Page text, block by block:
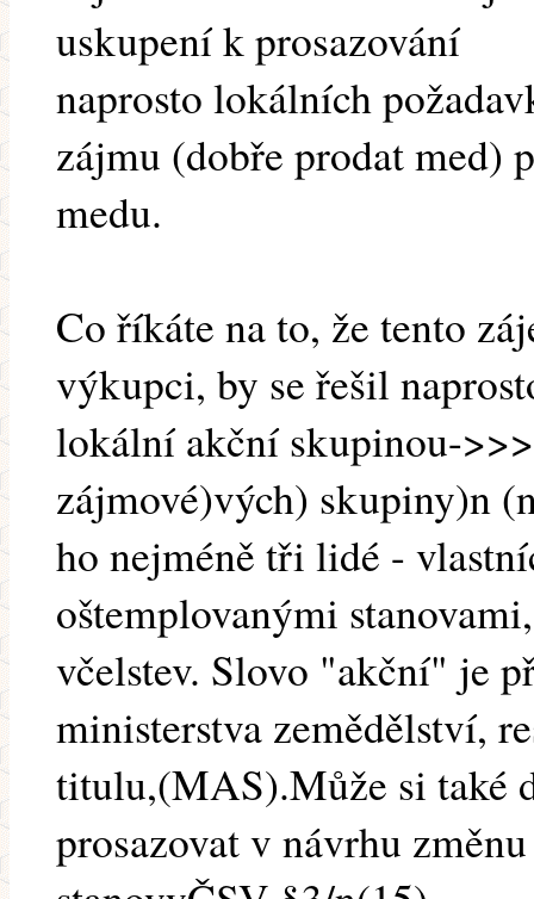
uskupení k prosazování
naprosto lokálních
zájmu (dobře prodat med)
medu.
Co říkáte na to, že tento
výkupci, by se řešil
lokální akční skupinou-
zájmové)vých) skupiny)n
ho nejméně tři lidé -
oštemplovanými
včelstev. Slovo "akční" je
ministerstva zemědělství,
titulu,(MAS).Může si také
prosazovat v návrhu